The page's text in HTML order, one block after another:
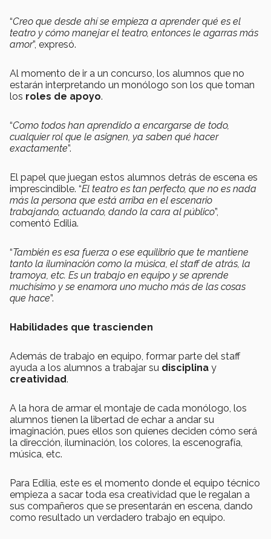
“Creo que desde ahí se empieza a aprender qué es el
teatro y cómo manejar el teatro, entonces le agarras más
amor”, expresó.
Al momento de ir a un concurso, los alumnos que no
estarán interpretando un monólogo son los que toman
los roles de apoyo.
“Como todos han aprendido a encargarse de todo,
cualquier rol que le asignen, ya saben qué hacer
exactamente”.
El papel que juegan estos alumnos detrás de escena es
imprescindible. “El teatro es tan perfecto, que no es nada
más la persona que está arriba en el escenario
trabajando, actuando, dando la cara al público”,
comentó Edilia.
“También es esa fuerza o ese equilibrio que te mantiene
tanto la iluminación como la música, el staff de atrás, la
tramoya, etc. Es un trabajo en equipo y se aprende
muchísimo y se enamora uno mucho más de las cosas
que hace”.
Habilidades que trascienden
Además de trabajo en equipo, formar parte del staff
ayuda a los alumnos a trabajar su disciplina y
creatividad.
A la hora de armar el montaje de cada monólogo, los
alumnos tienen la libertad de echar a andar su
imaginación, pues ellos son quienes deciden cómo será
la dirección, iluminación, los colores, la escenografía,
música, etc.
Para Edilia, este es el momento donde el equipo técnico
empieza a sacar toda esa creatividad que le regalan a
sus compañeros que se presentarán en escena, dando
como resultado un verdadero trabajo en equipo.